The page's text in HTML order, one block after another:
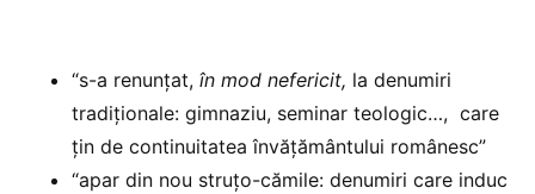
“s-a renunțat, în mod nefericit, la denumiri
tradiționale: gimnaziu, seminar teologic…, care
țin de continuitatea învățământului românesc”
“apar din nou struțo-cămile: denumiri care induc